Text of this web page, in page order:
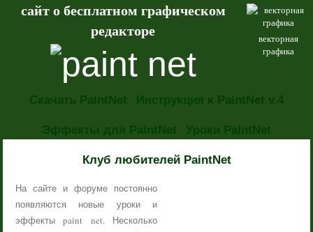
векторная
графика
сайт о бесплатном графическом
редакторе
Скачать PaintNet Инструкция к PaintNet v.4
Эффекты для PaintNet Уроки PaintNet
Клуб любителей PaintNet
На сайте и форуме постоянно
появляются новые уроки и
эффекты paint net. Несколько